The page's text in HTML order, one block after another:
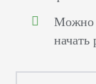
Можно
начать